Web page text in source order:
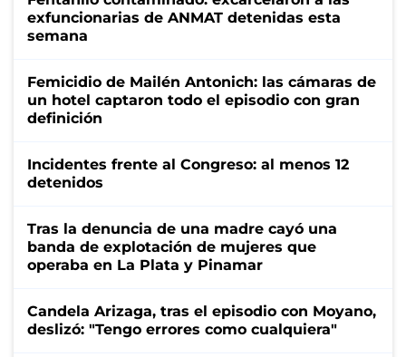
exfuncionarias de ANMAT detenidas esta
semana
Femicidio de Mailén Antonich: las cámaras de
un hotel captaron todo el episodio con gran
definición
Incidentes frente al Congreso: al menos 12
detenidos
Tras la denuncia de una madre cayó una
banda de explotación de mujeres que
operaba en La Plata y Pinamar
Candela Arizaga, tras el episodio con Moyano,
deslizó: "Tengo errores como cualquiera"